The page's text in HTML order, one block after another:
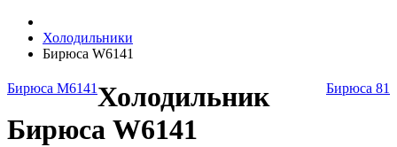
Холодильники
Бирюса W6141
Бирюса M6141 Бирюса 81
Холодильник
Бирюса W6141